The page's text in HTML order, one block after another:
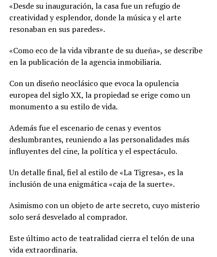
«Desde su inauguración, la casa fue un refugio de
creatividad y esplendor, donde la música y el arte
resonaban en sus paredes».
«Como eco de la vida vibrante de su dueña», se describe
en la publicación de la agencia inmobiliaria.
Con un diseño neoclásico que evoca la opulencia
europea del siglo XX, la propiedad se erige como un
monumento a su estilo de vida.
Además fue el escenario de cenas y eventos
deslumbrantes, reuniendo a las personalidades más
influyentes del cine, la política y el espectáculo.
Un detalle final, fiel al estilo de «La Tigresa», es la
inclusión de una enigmática «caja de la suerte».
Asimismo con un objeto de arte secreto, cuyo misterio
solo será desvelado al comprador.
Este último acto de teatralidad cierra el telón de una
vida extraordinaria.